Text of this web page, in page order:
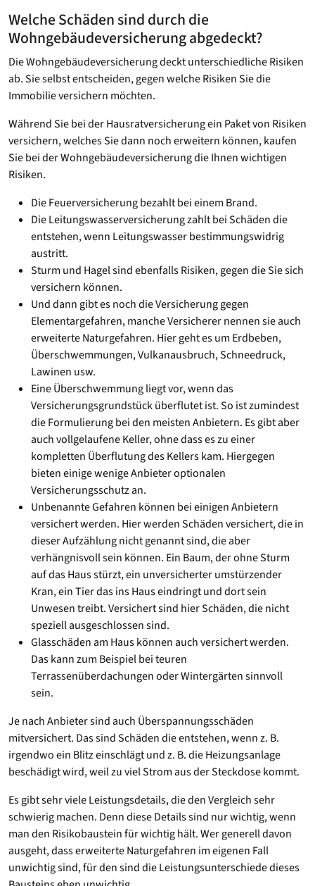
Welche Schäden sind durch die
Wohngebäudeversicherung abgedeckt?
Die Wohngebäudeversicherung deckt unterschiedliche Risiken
ab. Sie selbst entscheiden, gegen welche Risiken Sie die
Immobilie versichern möchten.
Während Sie bei der Hausratversicherung ein Paket von Risiken
versichern, welches Sie dann noch erweitern können, kaufen
Sie bei der Wohngebäudeversicherung die Ihnen wichtigen
Risiken.
Die Feuerversicherung bezahlt bei einem Brand.
Die Leitungswasserversicherung zahlt bei Schäden die
entstehen, wenn Leitungswasser bestimmungswidrig
austritt.
Sturm und Hagel sind ebenfalls Risiken, gegen die Sie sich
versichern können.
Und dann gibt es noch die Versicherung gegen
Elementargefahren, manche Versicherer nennen sie auch
erweiterte Naturgefahren. Hier geht es um Erdbeben,
Überschwemmungen, Vulkanausbruch, Schneedruck,
Lawinen usw.
Eine Überschwemmung liegt vor, wenn das
Versicherungsgrundstück überflutet ist. So ist zumindest
die Formulierung bei den meisten Anbietern. Es gibt aber
auch vollgelaufene Keller, ohne dass es zu einer
kompletten Überflutung des Kellers kam. Hiergegen
bieten einige wenige Anbieter optionalen
Versicherungsschutz an.
Unbenannte Gefahren können bei einigen Anbietern
versichert werden. Hier werden Schäden versichert, die in
dieser Aufzählung nicht genannt sind, die aber
verhängnisvoll sein können. Ein Baum, der ohne Sturm
auf das Haus stürzt, ein unversicherter umstürzender
Kran, ein Tier das ins Haus eindringt und dort sein
Unwesen treibt. Versichert sind hier Schäden, die nicht
speziell ausgeschlossen sind.
Glasschäden am Haus können auch versichert werden.
Das kann zum Beispiel bei teuren
Terrassenüberdachungen oder Wintergärten sinnvoll
sein.
Je nach Anbieter sind auch Überspannungsschäden
mitversichert. Das sind Schäden die entstehen, wenn z. B.
irgendwo ein Blitz einschlägt und z. B. die Heizungsanlage
beschädigt wird, weil zu viel Strom aus der Steckdose kommt.
Es gibt sehr viele Leistungsdetails, die den Vergleich sehr
schwierig machen. Denn diese Details sind nur wichtig, wenn
man den Risikobaustein für wichtig hält. Wer generell davon
ausgeht, dass erweiterte Naturgefahren im eigenen Fall
unwichtig sind, für den sind die Leistungsunterschiede dieses